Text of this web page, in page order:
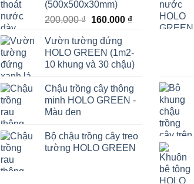
(500x500x30mm)
200.000₫ Giá
là:
200.000 ₫.
160.000 ₫Giá
là:
160.000 ₫.
Vườn tường đứng
HOLO GREEN (1m2-
10 khung và 30 chậu)
Chậu trồng cây thông
minh HOLO GREEN -
Màu đen
Bộ chậu trồng cây treo
tường HOLO GREEN